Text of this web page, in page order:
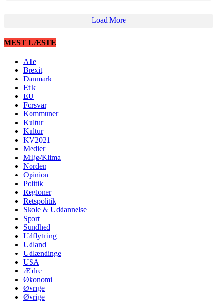
Load More
MEST LÆSTE
Alle
Brexit
Danmark
Etik
EU
Forsvar
Kommuner
Kultur
Kultur
KV2021
Medier
Miljø/Klima
Norden
Opinion
Politik
Regioner
Retspolitik
Skole & Uddannelse
Sport
Sundhed
Udflytning
Udland
Udlændinge
USA
Ældre
Økonomi
Øvrige
Øvrige